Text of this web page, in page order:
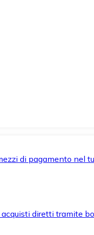
di pagamento nel
diretti tramite